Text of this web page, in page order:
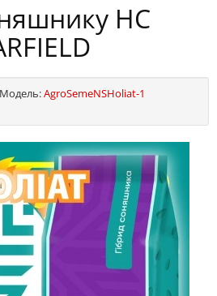
НС
Модель:AgroSemeNSHoliat-1